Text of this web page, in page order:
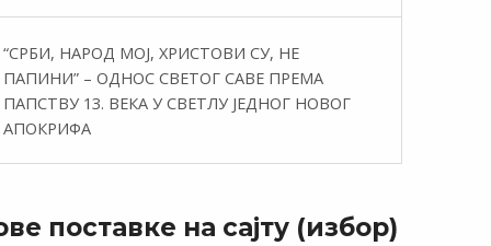
“СРБИ, НАРОД МОЈ, ХРИСТОВИ СУ, НЕ
ПАПИНИ” – ОДНОС СВЕТОГ САВЕ ПРЕМА
ПАПСТВУ 13. ВЕКА У СВЕТЛУ ЈЕДНОГ НОВОГ
АПОКРИФА
поставке на сајту (избор)